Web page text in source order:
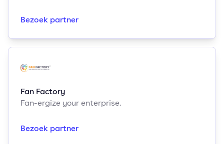
Bezoek partner
Fan Factory
Fan-ergize your enterprise.
Bezoek partner